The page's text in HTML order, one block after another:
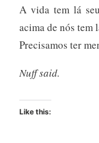
A vida tem lá
acima de nós tem
Precisamos ter
Nuff said.
Like this: